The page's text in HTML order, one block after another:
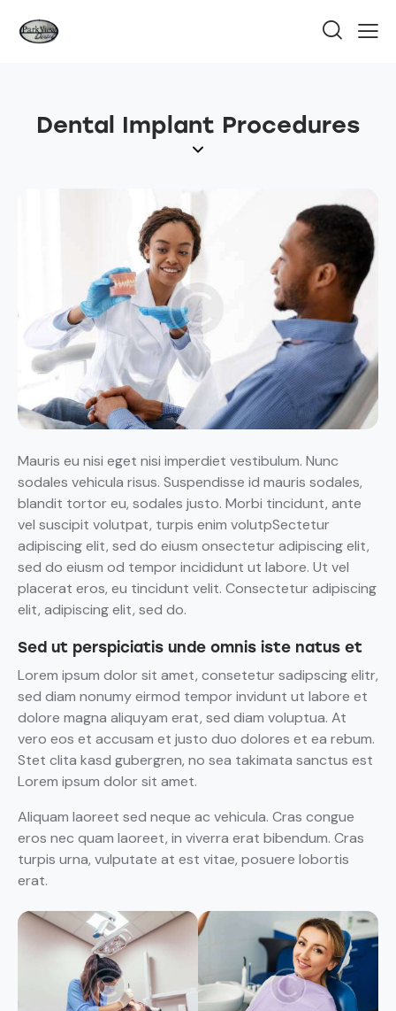
Dental Implant Procedures
Mauris eu nisi eget nisi imperdiet vestibulum. Nunc
sodales vehicula risus. Suspendisse id mauris sodales,
blandit tortor eu, sodales justo. Morbi tincidunt, ante
vel suscipit volutpat, turpis enim volutpSectetur
adipiscing elit, sed do eiusm onsectetur adipiscing elit,
sed do eiusm od tempor incididunt ut labore. Ut vel
placerat eros, eu tincidunt velit. Consectetur adipiscing
elit, adipiscing elit, sed do.
Sed ut perspiciatis unde omnis iste natus et
Lorem ipsum dolor sit amet, consetetur sadipscing elitr,
sed diam nonumy eirmod tempor invidunt ut labore et
dolore magna aliquyam erat, sed diam voluptua. At
vero eos et accusam et justo duo dolores et ea rebum.
Stet clita kasd gubergren, no sea takimata sanctus est
Lorem ipsum dolor sit amet.
Aliquam laoreet sed neque ac vehicula. Cras congue
eros nec quam laoreet, in viverra erat bibendum. Cras
turpis urna, vulputate at est vitae, posuere lobortis
erat.